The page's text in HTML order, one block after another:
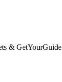
& GetYourGuide